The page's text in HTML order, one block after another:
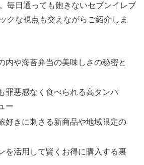
毎日通っても飽きないセブンイレブ
クな視点も交えながらご紹介しま
内や海苔弁当の美味しさの秘密と
罪悪感なく食べられる高タンパ
ー
好きに刺さる新商品や地域限定の
を活用して賢くお得に購入する裏